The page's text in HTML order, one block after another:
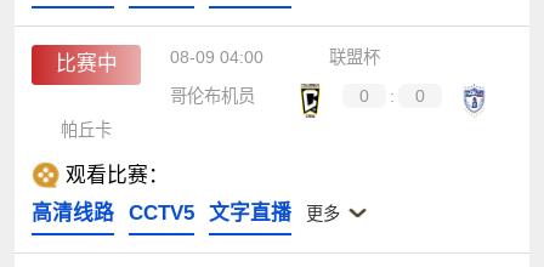
比赛中 08-09 04:00
联盟杯
哥伦布机员
0 :
0
帕丘卡
观看比赛：
高清线路
CCTV5 文字直播 更多